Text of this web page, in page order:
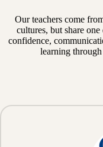
Our teachers come
cultures, but share
confidence,
learning